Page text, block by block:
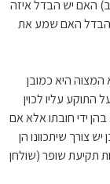
האם יש הבדל איזה
הבדל האם שמע את
המצוה היא כמובן
עליו לכוין
בהן ידי חובתו אלא אם
צורך שיתכוונו הן
תקיעת שופר (שולחן